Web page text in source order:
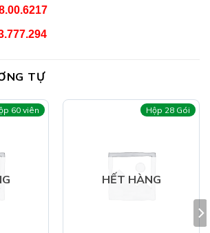
NINBIOTIC:
và người lớn bị rối loạn tiêu hóa do
ruột
Dụng NINBIOTIC:
TỰ
60 viên Hộp 28 Gói
HẾT HÀNG